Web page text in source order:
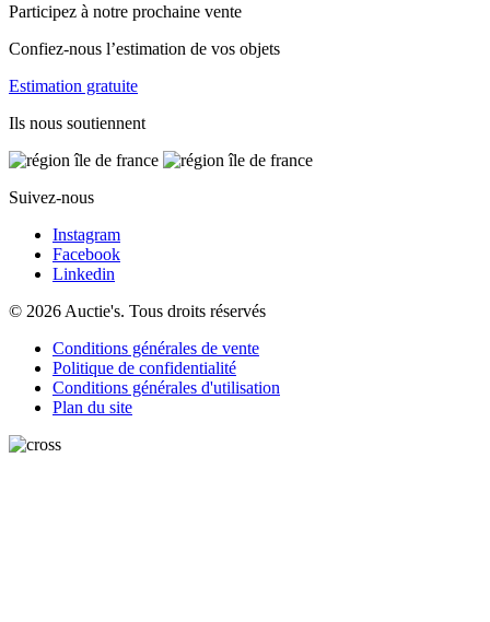
Participez à notre prochaine vente
Confiez-nous l’estimation de vos objets
Estimation gratuite
Ils nous soutiennent
Suivez-nous
Instagram
Facebook
Linkedin
© 2026 Auctie's. Tous droits réservés
Conditions générales de vente
Politique de confidentialité
Conditions générales d'utilisation
Plan du site